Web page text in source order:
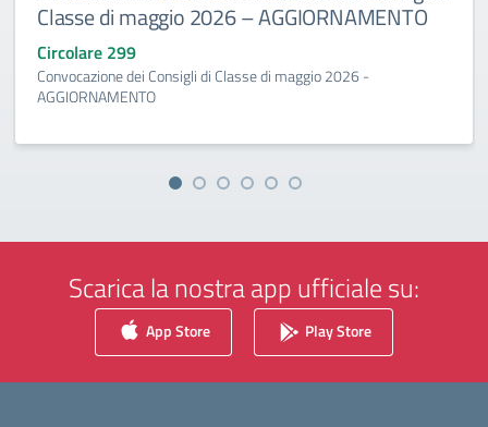
Classe di maggio 2026 – AGGIORNAMENTO
Circolare 299
Convocazione dei Consigli di Classe di maggio 2026 -
AGGIORNAMENTO
Scarica la nostra app ufficiale su:
App Store Play Store